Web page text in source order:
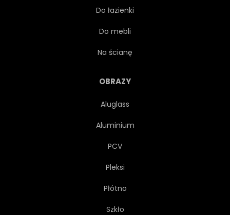
Do łazienki
Do mebli
Na ścianę
OBRAZY
Aluglass
Aluminium
PCV
Pleksi
Płótno
Szkło